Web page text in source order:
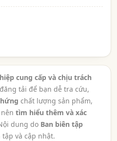
cung cấp và chịu trách
tải để bạn dễ tra cứu,
chất lượng sản phẩm,
tìm hiểu thêm và xác
dung do Ban biên tập
tập và cập nhật.